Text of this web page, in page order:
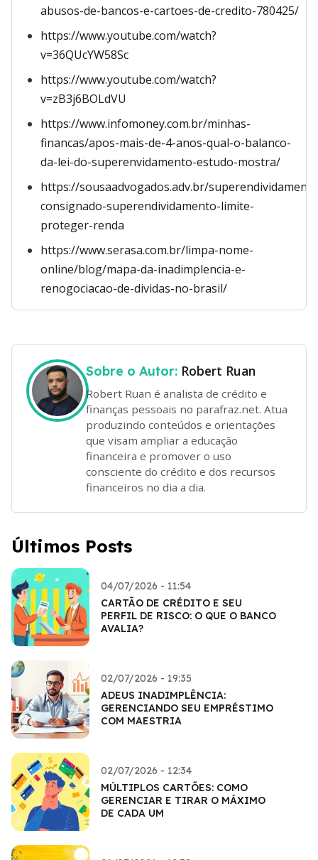
abusos-de-bancos-e-cartoes-de-credito-780425/
https://www.youtube.com/watch?
v=36QUcYW58Sc
https://www.youtube.com/watch?
v=zB3j6BOLdVU
https://www.infomoney.com.br/minhas-
financas/apos-mais-de-4-anos-qual-o-balanco-
da-lei-do-superenvidamento-estudo-mostra/
https://sousaadvogados.adv.br/
consignado-superendividamento-limite-
proteger-renda
https://www.serasa.com.br/limpa-nome-
online/blog/mapa-da-inadimplencia-e-
renogociacao-de-dividas-no-brasil/
Sobre o Autor: Robert Ruan
Robert Ruan é analista de crédito e
finanças pessoais no parafraz.net. Atua
produzindo conteúdos e orientações
que visam ampliar a educação
financeira e promover o uso
consciente do crédito e dos recursos
financeiros no dia a dia.
Últimos Posts
04/07/2026 - 11:54
CARTÃO DE CRÉDITO E SEU
PERFIL DE RISCO: O QUE O BANCO
AVALIA?
02/07/2026 - 19:35
ADEUS INADIMPLÊNCIA:
GERENCIANDO SEU EMPRÉSTIMO
COM MAESTRIA
02/07/2026 - 12:34
MÚLTIPLOS CARTÕES: COMO
GERENCIAR E TIRAR O MÁXIMO
DE CADA UM